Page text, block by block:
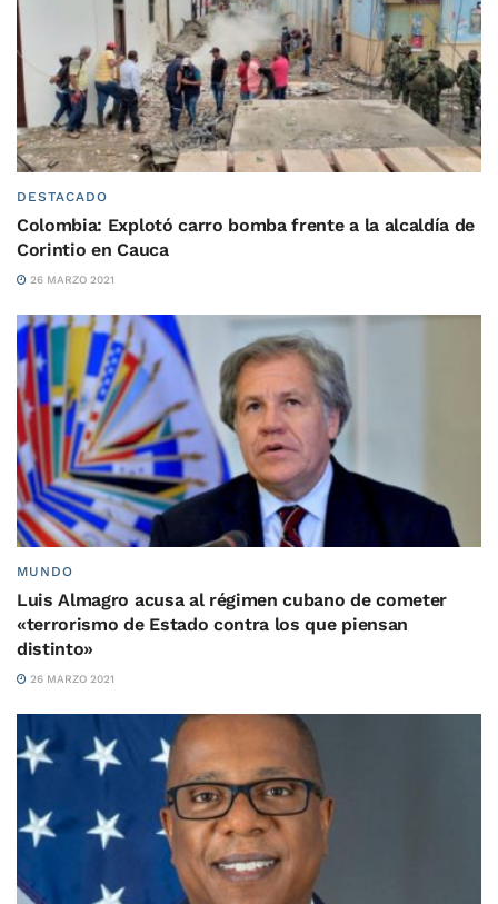
DESTACADO
Colombia: Explotó carro bomba frente a la alcaldía de
Corintio en Cauca
26 MARZO 2021
MUNDO
Luis Almagro acusa al régimen cubano de cometer
«terrorismo de Estado contra los que piensan
distinto»
26 MARZO 2021